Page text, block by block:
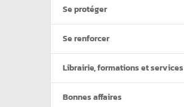
Se protéger
Se renforcer
Librairie, formations et services
Bonnes affaires